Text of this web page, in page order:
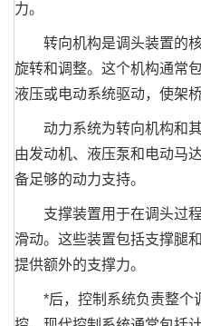
力。
转向机构是调头装置的核
旋转和调整。这个机构通常
液压或电动系统驱动，使架
动力系统为转向机构和其
由发动机、液压泵和电动马
备足够的动力支持。
支撑装置用于在调头过程
滑动。这些装置包括支撑腿
提供额外的支撑力。
*后，控制系统负责整个